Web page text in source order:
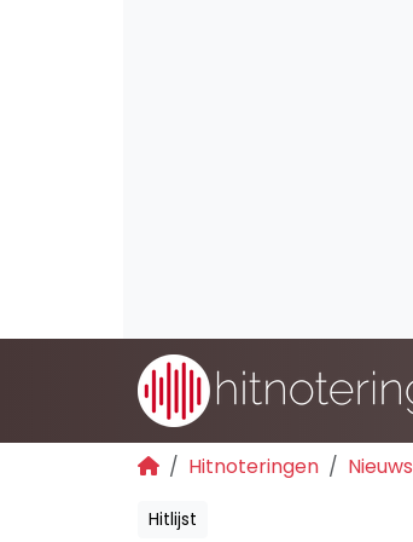
Hitnoteringen Nieuws
Hitlijst